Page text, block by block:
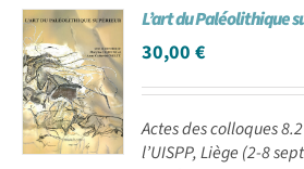
L’art du Paléolithique
30,00€
Actes des colloques
l’UISPP, Liège (2-8